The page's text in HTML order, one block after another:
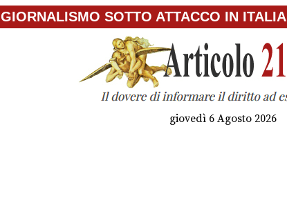
GIORNALISMO SOTTO ATTACCO IN ITALIA
giovedì 6 Agosto 2026